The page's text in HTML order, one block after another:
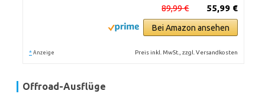
55,99 €
89,99 €
Bei Amazon ansehen
* Anzeige Preis inkl. MwSt., zzgl. Versandkosten
Offroad-Ausflüge